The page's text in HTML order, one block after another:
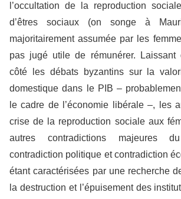
l’occultation de la reproduction
d’êtres sociaux (on songe à
majoritairement assumée par les
pas jugé utile de rémunérer. Laissant
côté les débats byzantins sur la
domestique dans le PIB –
le cadre de l’économie libérale –, les
crise de la reproduction sociale aux
autres contradictions majeures
contradiction politique et contradiction
étant caractérisées par une recherche
la destruction et l’épuisement des